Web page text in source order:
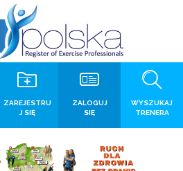
WYSZUKAJ
TRENERA
ZALOGUJ
SIĘ
ZAREJESTRU
J SIĘ